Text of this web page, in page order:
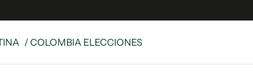
/ COLOMBIA ELECCIONES